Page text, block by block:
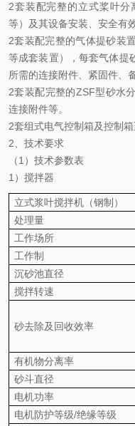
2套装配完整的立式桨叶分
等）及其设备安装、安全有
2套装配完整的气体提砂装
等成套装置），每套气体提
所需的连接附件、紧固件、
2套装配完整的ZSF型砂水
连接附件等。
2套组式电气控制箱及控制
2、技术要求
（1）技术参数表
1）搅拌器
立式浆叶搅拌机（钢制）
处理量
工作场所
工作制
沉砂池直径
搅拌转速
砂去除及回收效率
有机物分离率
砂斗直径
电机功率
电机防护等级/绝缘等级